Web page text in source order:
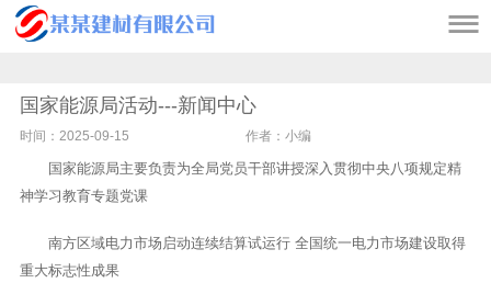

国家能源局活动---新闻中心
时间：2025-09-15 作者：小编
国家能源局主要负责为全局党员干部讲授深入贯彻中央八项规定精
神学习教育专题党课
南方区域电力市场启动连续结算试运行 全国统一电力市场建设取得
重大标志性成果